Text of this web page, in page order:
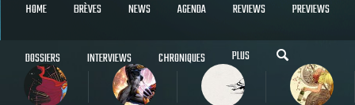
HOME BRÈVES NEWS AGENDA REVIEWS PREVIEWS
DOSSIERS INTERVIEWS CHRONIQUES PLUS